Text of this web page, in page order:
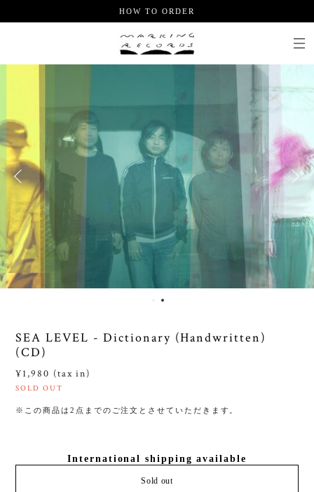
HOW TO ORDER
SEA LEVEL - Dictionary (Handwritten)
(CD)
¥1,980 (tax in)
SOLD OUT
※この商品は2点までのご注文とさせていただきます。
International shipping available
Sold out